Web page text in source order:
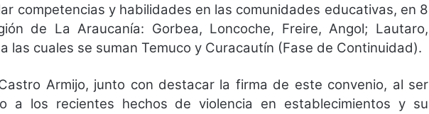
competencias y habilidades en las comunidades educativas, en 8
de La Araucanía: Gorbea, Loncoche, Freire, Angol; Lautaro,
las cuales se suman Temuco y Curacautín (Fase de Continuidad).
Armijo, junto con destacar la firma de este convenio, al ser
a los recientes hechos de violencia en establecimientos y su